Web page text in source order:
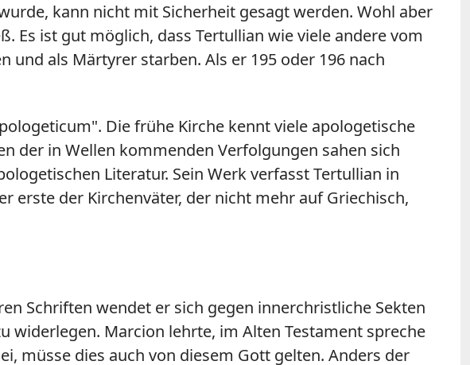
kann nicht mit Sicherheit gesagt werden. Wohl aber
Es ist gut möglich, dass Tertullian wie viele andere vom
als Märtyrer starben. Als er 195 oder 196 nach
Die frühe Kirche kennt viele apologetische
der in Wellen kommenden Verfolgungen sahen sich
Literatur. Sein Werk verfasst Tertullian in
erste der Kirchenväter, der nicht mehr auf Griechisch,
Schriften wendet er sich gegen innerchristliche Sekten
widerlegen. Marcion lehrte, im Alten Testament spreche
müsse dies auch von diesem Gott gelten. Anders der